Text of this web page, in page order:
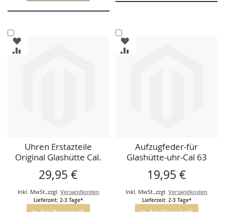
den
Warenkorb
ZUR
WUNSCHLISTE
ZUR
Uhren Erstazteile
Original Glashütte Cal.
Produkt.
29,95 €
Inkl. MwSt. ,zzgl. Versandkosten
Lieferzeit: 2-3 Tage*
den
Warenkorb
ZUR
WUNSCHLISTE
ZUR
Aufzugfeder-für
Glashütte-uhr-Cal 63
19,95 €
Inkl. MwSt.,zzgl.Versandkosten
Lieferzeit: 2-3 Tage*